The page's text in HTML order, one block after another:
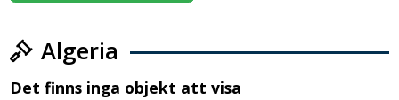
Algeria
Det finns inga objekt att visa